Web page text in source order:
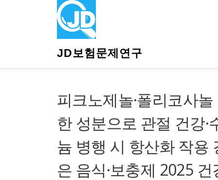
JD보험문제연구
피크노제놀·폴리코사
한 성분으로 관절 건강
늄 병행 시 항산화 작
은 음식·보충제 2025